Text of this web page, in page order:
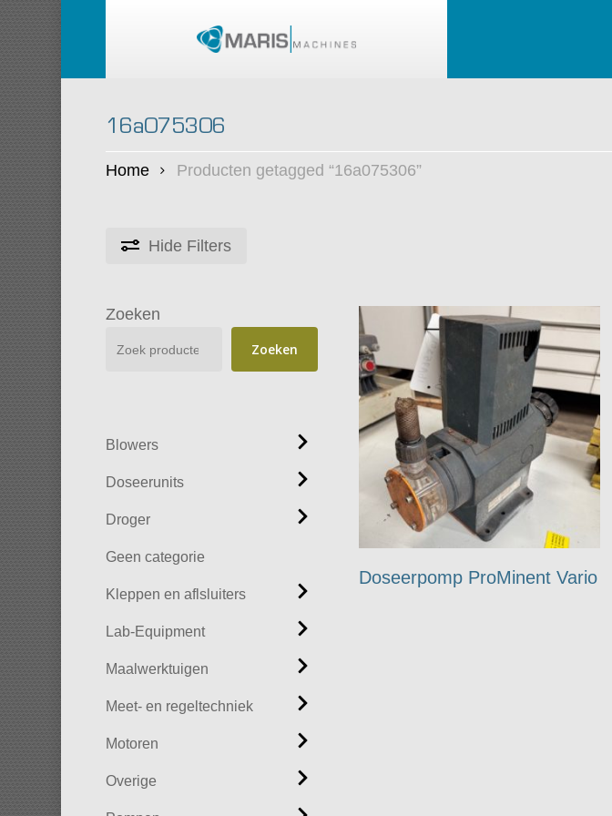
Skip
to
main
content
16a075306
Home Producten getagged “16a075306”
Hide Filters
Zoeken
Zoeken
Blowers
Doseerunits
Droger
Geen categorie
Kleppen en aflsluiters
Lab-Equipment
Maalwerktuigen
Meet- en regeltechniek
Motoren
Overige
Doseerpomp ProMinent Vario